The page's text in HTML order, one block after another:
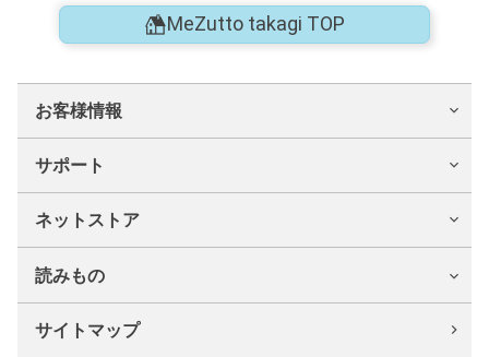
MeZutto takagi TOP
お客様情報
サポート
ネットストア
読みもの
サイトマップ